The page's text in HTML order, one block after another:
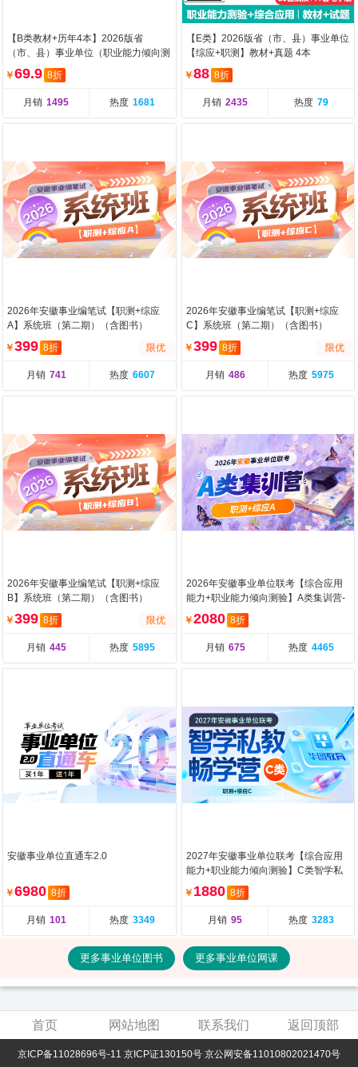
【B类教材+历年4本】2026版省
（市、县）事业单位（职业能力倾向测
验+综合应用能力）教
￥69.9 8折
月销 1495 热度 1681
【E类】2026版省（市、县）事业单位
【综应+职测】教材+真题 4本
￥88 8折
月销 2435 热度 79
2026年安徽事业编笔试【职测+综应
A】系统班（第二期）（含图书）
￥399 8折 限优
月销 741 热度 6607
2026年安徽事业编笔试【职测+综应
C】系统班（第二期）（含图书）
￥399 8折 限优
月销 486 热度 5975
2026年安徽事业编笔试【职测+综应
B】系统班（第二期）（含图书）
￥399 8折 限优
月销 445 热度 5895
2026年安徽事业单位联考【综合应用
能力+职业能力倾向测验】A类集训营-
第二期（含图书）
￥2080 8折
月销 675 热度 4465
安徽事业单位直通车2.0
￥6980 8折
月销 101 热度 3349
2027年安徽事业单位联考【综合应用
能力+职业能力倾向测验】C类智学私
教畅学营（含图书）
￥ 1880 8折
月销 95 热度 3283
更多事业单位图书 更多事业单位网课
首页 网站地图 联系我们 返回顶部
京ICP备11028696号-11 京ICP证130150号 京公网安备11010802021470号